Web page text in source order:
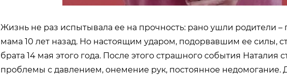
Жизнь не раз испытывала ее на прочность: рано ушли родители –
мама 10 лет назад. Но настоящим ударом, подорвавшим ее силы,
брата 14 мая этого года. После этого страшного события Наталия
проблемы с давлением, онемение рук, постоянное недомогание.